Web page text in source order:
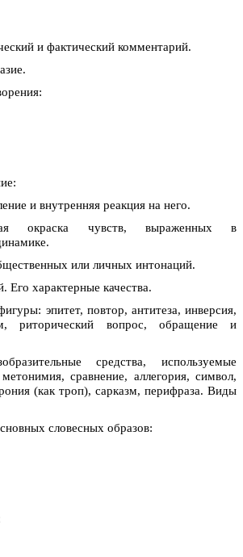
и фактический комментарий.
и внутренняя реакция на него.
окраска чувств, выраженных в
или личных интонаций.
Его характерные качества.
эпитет, повтор, антитеза, инверсия,
риторический вопрос, обращение и
средства, используемые
сравнение, аллегория, символ,
(как троп), сарказм, перифраза. Виды
словесных образов: